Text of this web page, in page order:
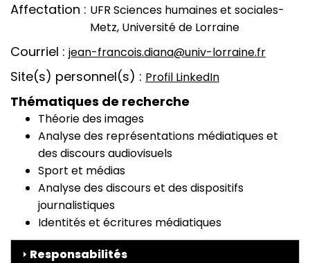
Affectation
UFR Sciences humaines et sociales-
Metz, Université de Lorraine
Courriel jean-francois.diana@univ-lorraine.fr
Site(s) personnel(s) Profil LinkedIn
Thématiques de recherche
Théorie des images
Analyse des représentations médiatiques et
des discours audiovisuels
Sport et médias
Analyse des discours et des dispositifs
journalistiques
Identités et écritures médiatiques
Responsabilités